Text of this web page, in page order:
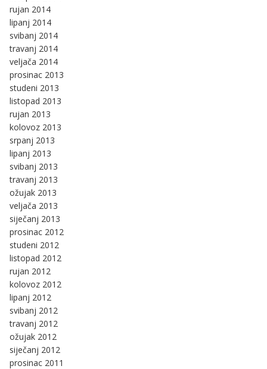
rujan 2014
lipanj 2014
svibanj 2014
travanj 2014
veljača 2014
prosinac 2013
studeni 2013
listopad 2013
rujan 2013
kolovoz 2013
srpanj 2013
lipanj 2013
svibanj 2013
travanj 2013
ožujak 2013
veljača 2013
siječanj 2013
prosinac 2012
studeni 2012
listopad 2012
rujan 2012
kolovoz 2012
lipanj 2012
svibanj 2012
travanj 2012
ožujak 2012
siječanj 2012
prosinac 2011